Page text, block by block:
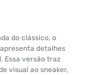
do clássico, o
detalhes
Essa versão traz
visual ao sneaker,